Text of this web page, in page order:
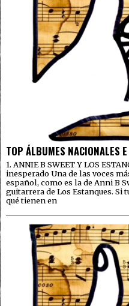
TOP ÁLBUMES NACIONALES
1. ANNIE B SWEET Y LOS
inesperado Una de las voces
español, como es la de Anni B
guitarrera de Los Estanques. Si
qué tienen en